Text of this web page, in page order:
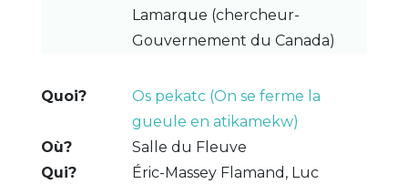
Lamarque (chercheur-
Gouvernement du Canada)
Os pekatc (On se ferme la
gueule en atikamekw)
Salle du Fleuve
Éric-Massey Flamand, Luc